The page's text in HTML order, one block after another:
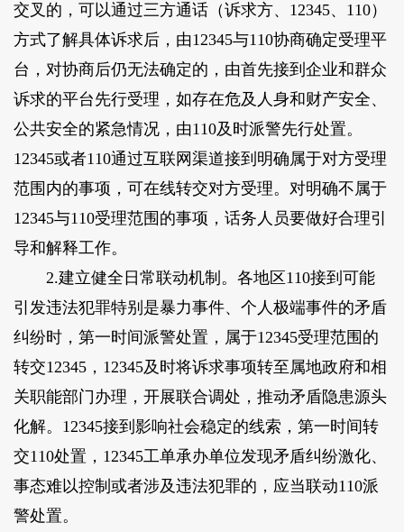
交叉的，可以通过三方通话（诉求方、12345、110）
方式了解具体诉求后，由12345与110协商确定受理平
台，对协商后仍无法确定的，由首先接到企业和群众
诉求的平台先行受理，如存在危及人身和财产安全、
公共安全的紧急情况，由110及时派警先行处置。
12345或者110通过互联网渠道接到明确属于对方受理
范围内的事项，可在线转交对方受理。对明确不属于
12345与110受理范围的事项，话务人员要做好合理引
导和解释工作。
2.建立健全日常联动机制。 各地区110接到可能
引发违法犯罪特别是暴力事件、个人极端事件的矛盾
纠纷时，第一时间派警处置，属于12345受理范围的
转交12345，12345及时将诉求事项转至属地政府和相
关职能部门办理，开展联合调处，推动矛盾隐患源头
化解。12345接到影响社会稳定的线索，第一时间转
交110处置，12345工单承办单位发现矛盾纠纷激化、
事态难以控制或者涉及违法犯罪的，应当联动110派
警处置。